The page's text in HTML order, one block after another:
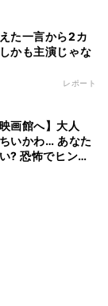
た一言から2カ
かも主演じゃな
レポート
画館へ】大人
いかわ… あなた
? 恐怖でヒンヤ
する最新映画5